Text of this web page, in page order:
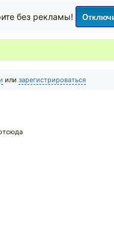
без рекламы!
или зарегистрироваться